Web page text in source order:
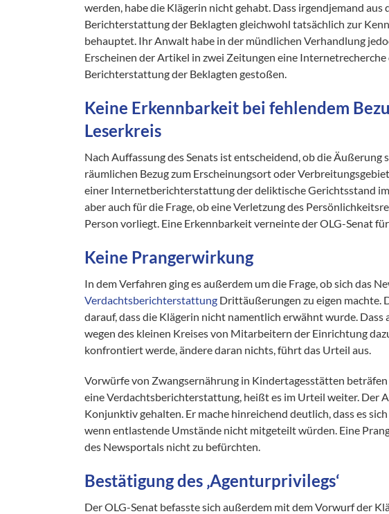
werden, habe die Klägerin nicht gehabt. Dass irgendjemand
Berichterstattung der Beklagten gleichwohl tatsächlich zur
behauptet. Ihr Anwalt habe in der mündlichen Verhandlung
Erscheinen der Artikel in zwei Zeitungen eine
Berichterstattung der Beklagten gestoßen.
Keine Erkennbarkeit bei fehlendem
Leserkreis
Nach Auffassung des Senats ist entscheidend, ob die Äußerung
räumlichen Bezug zum Erscheinungsort oder
einer Internetberichterstattung der deliktische Gerichtsstand
aber auch für die Frage, ob eine Verletzung des
Person vorliegt. Eine Erkennbarkeit verneinte der OLG-Senat
Keine Prangerwirkung
In dem Verfahren ging es außerdem um die Frage, ob sich das
Verdachtsberichterstattung Drittäußerungen zu eigen machte.
darauf, dass die Klägerin nicht namentlich erwähnt wurde.
wegen des kleinen Kreises von Mitarbeitern der Einrichtung
konfrontiert werde, ändere daran nichts, führt das Urteil aus.
Vorwürfe von Zwangsernährung in Kindertagesstätten
eine Verdachtsberichterstattung, heißt es im Urteil weiter. Der
Konjunktiv gehalten. Er mache hinreichend deutlich, dass es
wenn entlastende Umstände nicht mitgeteilt würden. Eine
des Newsportals nicht zu befürchten.
Bestätigung des ‚Agenturprivilegs‘
Der OLG-Senat befasste sich außerdem mit dem Vorwurf der